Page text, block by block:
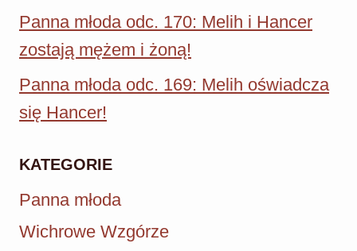
Panna młoda odc. 170: Melih i Hancer
zostają mężem i żoną!
Panna młoda odc. 169: Melih oświadcza
się Hancer!
KATEGORIE
Panna młoda
Wichrowe Wzgórze